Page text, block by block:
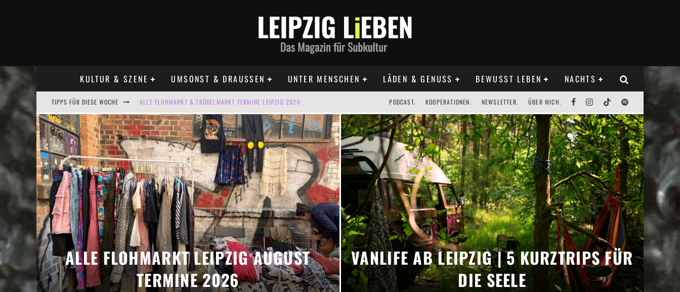
KULTUR & SZENE UMSONST & DRAUSSEN UNTER MENSCHEN LÄDEN & GENUSS BEWUSST LEBEN NACHTS
TIPPS FÜR DIESE WOCHE LADYFASHION FLOHMARKT LEIPZIG AUF DER AGRA | 09.08.2026
HOSENSCHEISSER FLOHMARKT LEIPZIG | 09.08.2026
BÜLOWSTRASSENMUSIKFESTIVAL | 22.08.2026
KINDERFLOHMÄRKTE IN LEIPZIG | ALLE TERMINE 2026
ALLE FLOHMARKT LEIPZIG AUGUST TERMINE 2026
ALLE FLOHMARKT & TRÖDELMARKT TERMINE LEIPZIG 2026
PODCAST. KOOPERATIONEN. NEWSLETTER. ÜBER MICH.
ALLE FLOHMARKT LEIPZIG AUGUST
TERMINE 2026
VANLIFE AB LEIPZIG | 5 KURZTRIPS FÜR
DIE SEELE